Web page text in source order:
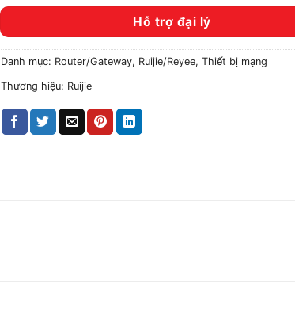
Hỗ trợ đại lý
Danh mục: Router/Gateway, Ruijie/Reyee, Thiết bị mạng
Thương hiệu: Ruijie